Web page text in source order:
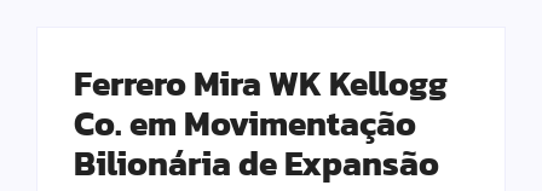
Ferrero Mira WK Kellogg
Co. em Movimentação
Bilionária de Expansão